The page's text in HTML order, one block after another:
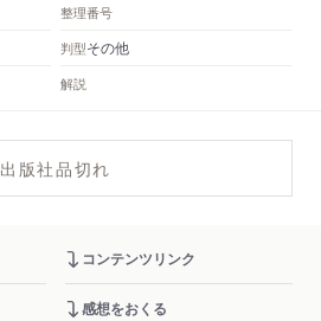
整理番号
判型その他
解説
出版社品切れ
コンテンツリンク
感想をおくる